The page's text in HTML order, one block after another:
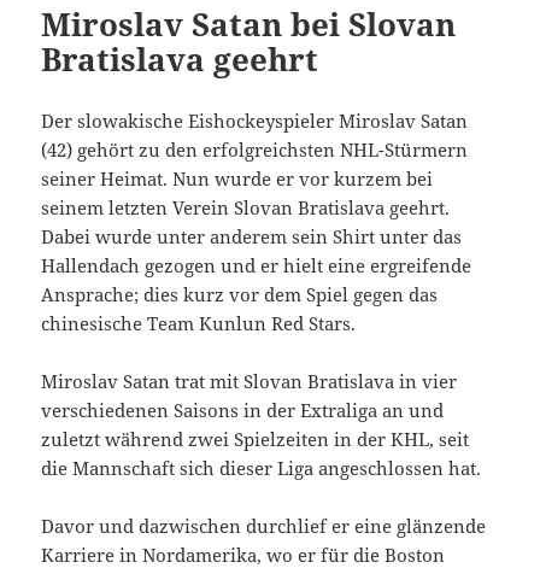
Miroslav Satan bei Slovan
Bratislava geehrt
Der slowakische Eishockeyspieler Miroslav Satan
(42) gehört zu den erfolgreichsten NHL-Stürmern
seiner Heimat. Nun wurde er vor kurzem bei
seinem letzten Verein Slovan Bratislava geehrt.
Dabei wurde unter anderem sein Shirt unter das
Hallendach gezogen und er hielt eine ergreifende
Ansprache; dies kurz vor dem Spiel gegen das
chinesische Team Kunlun Red Stars.
Miroslav Satan trat mit Slovan Bratislava in vier
verschiedenen Saisons in der Extraliga an und
zuletzt während zwei Spielzeiten in der KHL, seit
die Mannschaft sich dieser Liga angeschlossen hat.
Davor und dazwischen durchlief er eine glänzende
Karriere in Nordamerika, wo er für die Boston